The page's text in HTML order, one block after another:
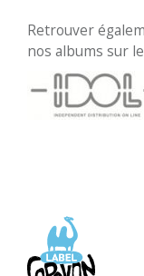
Retrouver
nos albums sur